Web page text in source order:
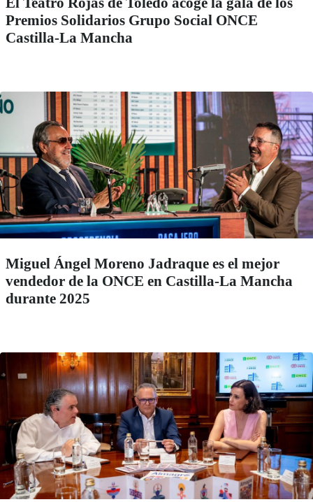
Premios Solidarios Grupo Social ONCE
Castilla-La Mancha
Miguel Ángel Moreno Jadraque es el mejor
vendedor de la ONCE en Castilla-La Mancha
durante 2025